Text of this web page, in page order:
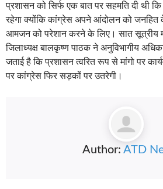
प्रशासन को सिर्फ एक बात पर सहमति दी थी
रहेगा क्योंकि कांग्रेस अपने आंदोलन को जनहित
आमजन को परेशान करने के लिए। सात सूत्रीय
जिलाध्यक्ष बालकृष्ण पाठक ने अनुविभागीय
जताई है कि प्रशासन त्वरित रूप से मांगो पर
पर कांग्रेस फिर सड़कों पर उतरेगी।
Author: ATD